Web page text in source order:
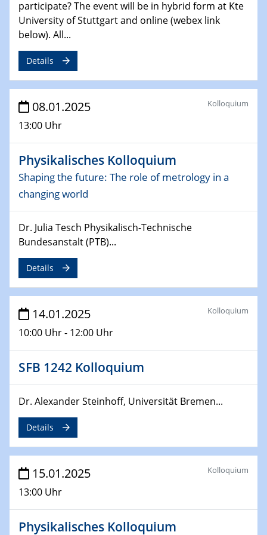
06.02.2025
Sfb-trr247-all Seminar
Sfb-trr247-all Workshop
UnOCat
11.02.2025
SFB/TRR 270 Kolloquium
11.02.2025
Social Hour
CENIDE / ZBT / IW
11.02.2025
Natural Water to H2
12.02.2025 - 14.02.2025
Sfb-trr247-all Annual Meeting
24.02.2025
CENIDE-BGU Seminar
WIN & CENIDE Seminar Series on 2D-
MATURE
Sfb-trr247-all Seminar
18.03.2025 - 19.03.2025
Kooperationsseminar
Elektrolyse/Brennstoffzelle
21.03.2025
EIC Pathfinder
participate? The event will be in hybrid form at Kte
University of Stuttgart and online (webex link
below). All...
Details
08.01.2025
13:00 Uhr
Kolloquium
Physikalisches Kolloquium
Shaping the future: The role of metrology in a
changing world
Dr. Julia Tesch Physikalisch-Technische
Bundesanstalt (PTB)...
Details
14.01.2025
10:00 Uhr - 12:00 Uhr
Kolloquium
SFB 1242 Kolloquium
Dr. Alexander Steinhoff, Universität Bremen...
Details
15.01.2025
13:00 Uhr
Kolloquium
Physikalisches Kolloquium